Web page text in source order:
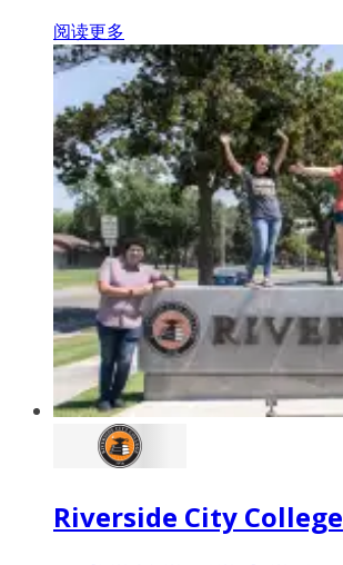
阅读更多
Riverside City College